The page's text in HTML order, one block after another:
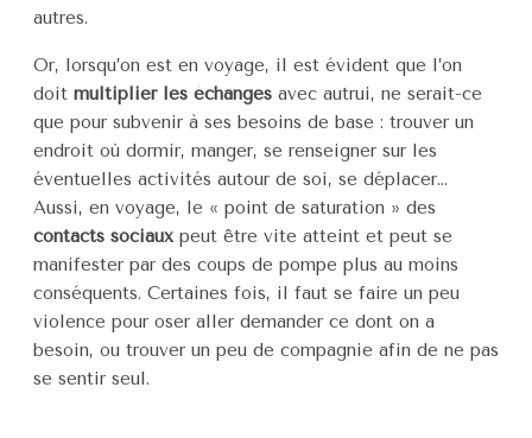
autres.
Or, lorsqu’on est en voyage, il est évident que l’on
doit multiplier les échanges avec autrui, ne serait-ce
que pour subvenir à ses besoins de base : trouver un
endroit où dormir, manger, se renseigner sur les
éventuelles activités autour de soi, se déplacer…
Aussi, en voyage, le « point de saturation » des
contacts sociaux peut être vite atteint et peut se
manifester par des coups de pompe plus au moins
conséquents. Certaines fois, il faut se faire un peu
violence pour oser aller demander ce dont on a
besoin, ou trouver un peu de compagnie afin de ne pas
se sentir seul.